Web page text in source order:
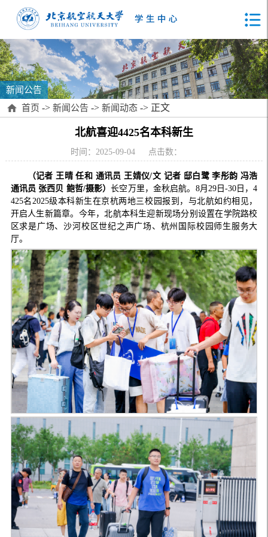
新闻公告
首页 -> 新闻公告 -> 新闻动态 -> 正文
北航喜迎4425名本科新生
时间：2025-09-04 点击数：
（记者 王晴 任和 通讯员 王婧仪/文 记者 邸白鹭 李彤韵 冯浩
通讯员 张西贝 鲍哲/摄影）长空万里，金秋启航。8月29日-30日，4
425名2025级本科新生在京杭两地三校园报到，与北航如约相见，
开启人生新篇章。今年，北航本科生迎新现场分别设置在学院路校
区求是广场、沙河校区世纪之声广场、杭州国际校园师生服务大
厅。